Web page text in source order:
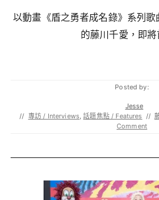
以動畫《盾之勇者成名錄》系列
的藤川千愛，即將
Posted by:
Jesse
// 專訪 / Interviews,話題焦點 / Features //
Comment